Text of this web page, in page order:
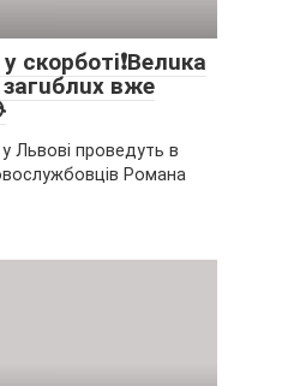
cкopбoтi❗Вeлuкa
вжe
Львові пpовeдyть в
Pомaнa